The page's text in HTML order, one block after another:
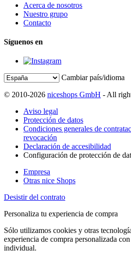
Acerca de nosotros
Nuestro grupo
Contacto
Síguenos en
Cambiar país/idioma
© 2010-2026 niceshops GmbH - All
Aviso legal
Protección de datos
Condiciones generales de
revocación
Declaración de accesibilidad
Configuración de protección de
Empresa
Otras nice Shops
Desistir del contrato
Personaliza tu experiencia de compra
Sólo utilizamos cookies y otras
experiencia de compra personalizada
individual.